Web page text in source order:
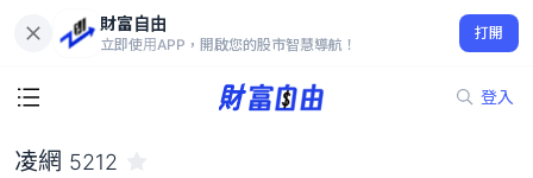
財富自由
立即使用APP，開啟您的股市智慧導航！
打開
登入
47.00
0.95%
凌網 5212